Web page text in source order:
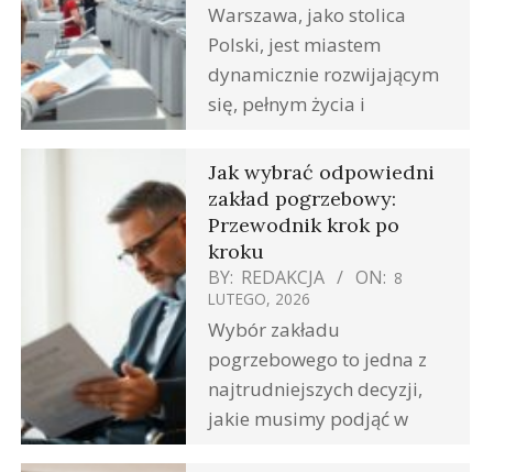
Warszawa, jako stolica
Polski, jest miastem
dynamicznie rozwijającym
się, pełnym życia i
Jak wybrać odpowiedni
zakład pogrzebowy:
Przewodnik krok po
kroku
BY: REDAKCJA ON: 8
LUTEGO, 2026
Wybór zakładu
pogrzebowego to jedna z
najtrudniejszych decyzji,
jakie musimy podjąć w